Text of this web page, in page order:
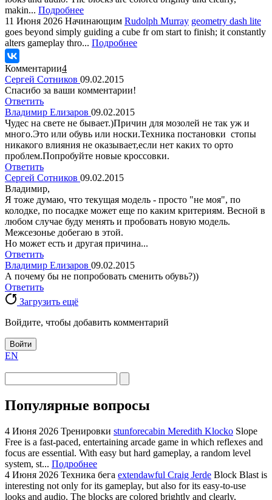
makin... Подробнее
11 Июня 2026 Начинающим Rudolph Murray geometry dash lite
goes beyond simply guiding a cube fr om start to finish; it constantly
alters gameplay thro... Подробнее
Комментарии4
Сергей Сотников 09.02.2015
Спасибо за ваши комментарии!
Ответить
Владимир Елизаров 09.02.2015
Чудес на свете не бывает.)Причин для мозолей не так уж и
много.Это или обувь или носки.Техника постановки стопы
никакого влияния не оказывает,если нет каких то орто
проблем.Попробуйте новые кроссовки.
Ответить
Сергей Сотников 09.02.2015
Владимир,
Я тоже думаю, что текущая модель - просто "не моя", по
колодке, по посадке может еще по каким критериям. Весной в
любом случае буду менять и пробовать новую модель.
Межсезонье добегаю в этой.
Но может есть и другая причина...
Ответить
Владимир Елизаров 09.02.2015
А почему бы не попробовать сменить обувь?))
Ответить
Загрузить ещё
Войдите, чтобы добавить комментарий
Войти
EN
Популярные вопросы
4 Июня 2026 Тренировки stunforecabin Meredith Klocko Slope
Free is a fast-paced, entertaining arcade game in which reflexes and
focus are essential. With easy but hard gameplay, a random level
system, st... Подробнее
4 Июня 2026 Техника бега extendawful Craig Jerde Block Blast is
interesting not only for its gameplay, but also for its easy-to-use
looks and audio. The blocks are colored brightly and clearly,